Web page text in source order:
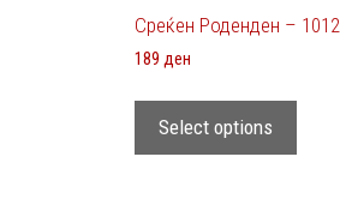
Среќен Роденден – 1012
189ден
Select options